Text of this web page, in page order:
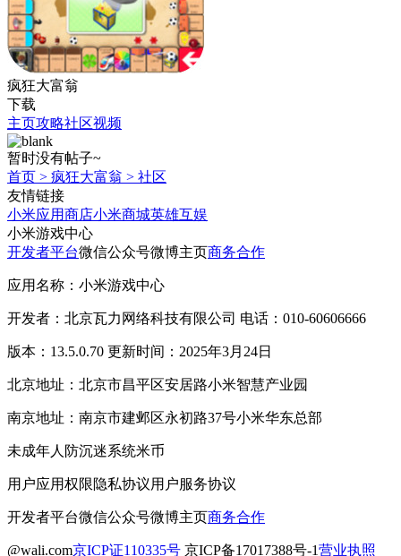
疯狂大富翁
下载
主页攻略社区视频
暂时没有帖子~
首页 > 疯狂大富翁 > 社区
友情链接
小米应用商店小米商城英雄互娱
小米游戏中心
开发者平台微信公众号微博主页商务合作
应用名称：小米游戏中心
开发者：北京瓦力网络科技有限公司 电话：010-60606666
版本：13.5.0.70 更新时间：2025年3月24日
北京地址：北京市昌平区安居路小米智慧产业园
南京地址：南京市建邺区永初路37号小米华东总部
未成年人防沉迷系统米币
用户应用权限隐私协议用户服务协议
开发者平台微信公众号微博主页商务合作
@wali.com京ICP证110335号 京ICP备17017388号-1营业执照